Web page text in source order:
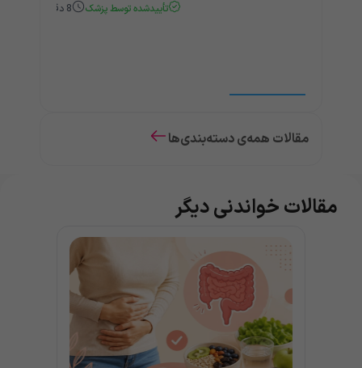
تأییدشده توسط پزشک 8 دقیقه
مقالات همه‌ی دسته‌بندی‌ها
مقالات خواندنی دیگر